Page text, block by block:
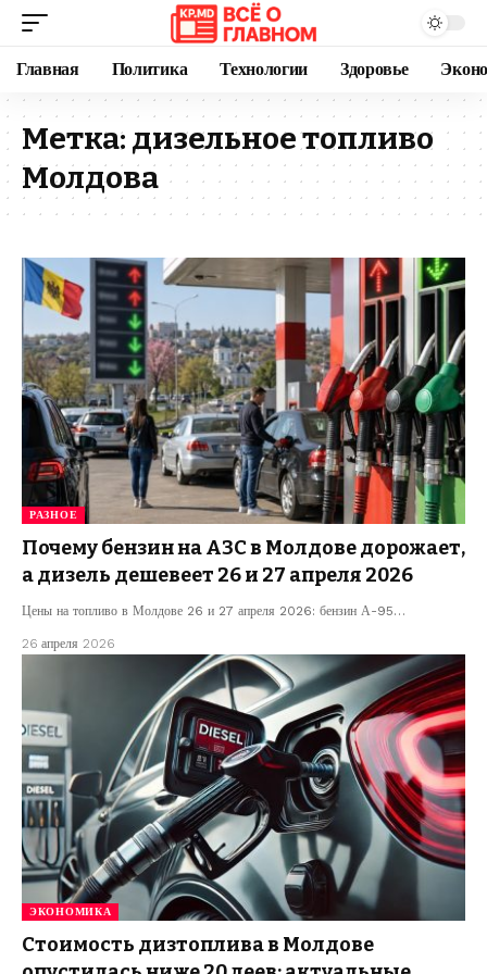
Главная Политика Технологии Здоровье
Метка: дизельное топливо
Молдова
РАЗНОЕ
Почему бензин на АЗС в Молдове дорожает,
а дизель дешевеет 26 и 27 апреля 2026
Цены на топливо в Молдове 26 и 27 апреля 2026: бензин А-95…
26 апреля 2026
ЭКОНОМИКА
Стоимость дизтоплива в Молдове